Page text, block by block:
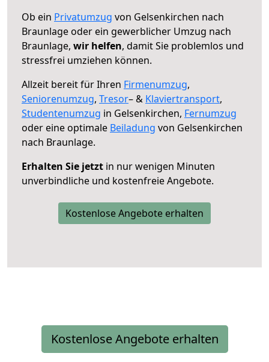
Ob ein Privatumzug von Gelsenkirchen nach
Braunlage oder ein gewerblicher Umzug nach
Braunlage, wir helfen, damit Sie problemlos und
stressfrei umziehen können.
Allzeit bereit für Ihren Firmenumzug,
Seniorenumzug, Tresor– & Klaviertransport,
Studentenumzug in Gelsenkirchen, Fernumzug
oder eine optimale Beiladung von Gelsenkirchen
nach Braunlage.
Erhalten Sie jetzt in nur wenigen Minuten
unverbindliche und kostenfreie Angebote.
Kostenlose Angebote erhalten
Kostenlose Angebote erhalten